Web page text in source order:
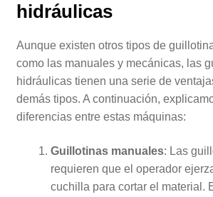
hidráulicas
Aunque existen otros tipos de
como las manuales y mecánicas, las
hidráulicas tienen una serie de
demás tipos. A continuación,
diferencias entre estas máquinas:
Guillotinas manuales: Las
requieren que el operador
cuchilla para cortar el material.